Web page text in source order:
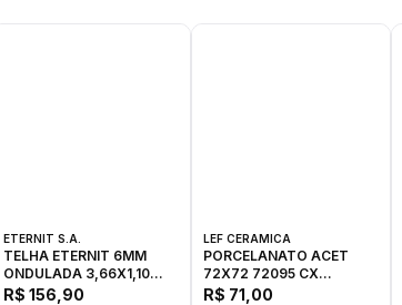
ETERNIT S.A.
TELHA ETERNIT 6MM
ONDULADA 3,66X1,10
48,80KG
R$ 156,90
LEF CERAMICA
PORCELANATO ACET
72X72 72095 CX
C/2,59M2
R$ 71,00